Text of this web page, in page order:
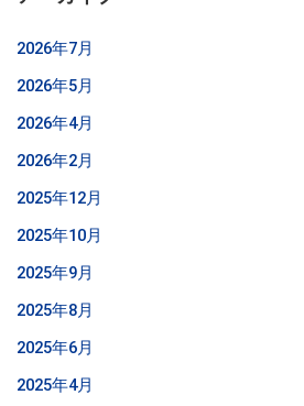
2026年7月
2026年5月
2026年4月
2026年2月
2025年12月
2025年10月
2025年9月
2025年8月
2025年6月
2025年4月